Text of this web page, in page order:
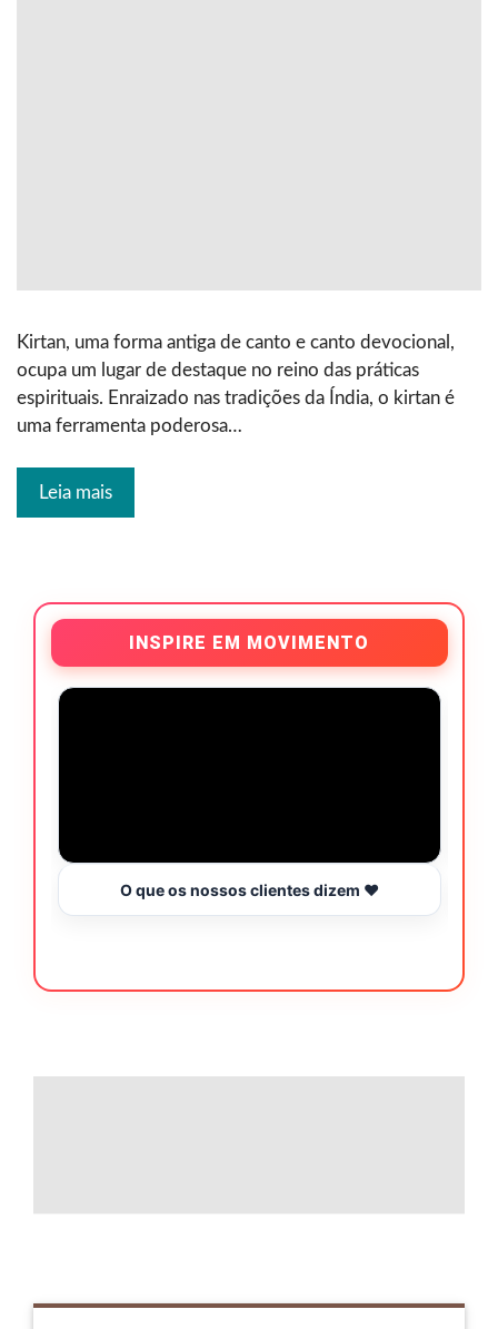
Kirtan, uma forma antiga de canto e canto devocional,
ocupa um lugar de destaque no reino das práticas
espirituais. Enraizado nas tradições da Índia, o kirtan é
uma ferramenta poderosa…
Leia mais
INSPIRE EM MOVIMENTO
O que os nossos clientes dizem ❤️